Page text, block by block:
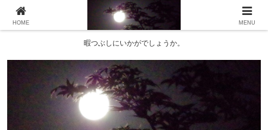
暇つぶしにいかがでしょうか。
HOME MENU